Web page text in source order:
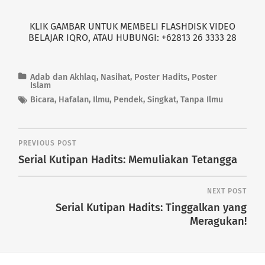
KLIK GAMBAR UNTUK MEMBELI FLASHDISK VIDEO
BELAJAR IQRO, ATAU HUBUNGI: +62813 26 3333 28
Adab dan Akhlaq, Nasihat, Poster Hadits, Poster
Islam
Bicara, Hafalan, Ilmu, Pendek,Singkat,Tanpa Ilmu
PREVIOUS POST
Serial Kutipan Hadits: Memuliakan Tetangga
NEXT POST
Serial Kutipan Hadits: Tinggalkan yang
Meragukan!